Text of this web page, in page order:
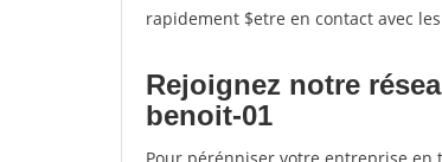
rapidement $etre en contact avec
Rejoignez notre
benoit-01